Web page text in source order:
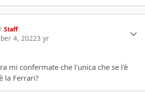
Staff
4, 20223 yr
mi confermate che l'unica che se l'è
la Ferrari?